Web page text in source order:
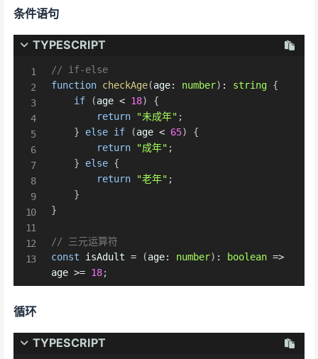
条件语句
TYPESCRIPT
// if-else
function checkAge(age: number) : string {
if
(age < 18)
{
return
"未成年" ;
}
else if (age < 65)
{
return
"成年" ;
}
else {
return
"老年" ;
}
}
// 三元运算符
const isAdult = (age: number) : boolean =>
age >= 18;
循环
TYPESCRIPT